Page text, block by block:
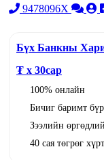
9478096X
Бүх Банкны
₮ x 30сар
100% онлайн
Бичиг баримт
Зээлийн
40 сая төгрөг